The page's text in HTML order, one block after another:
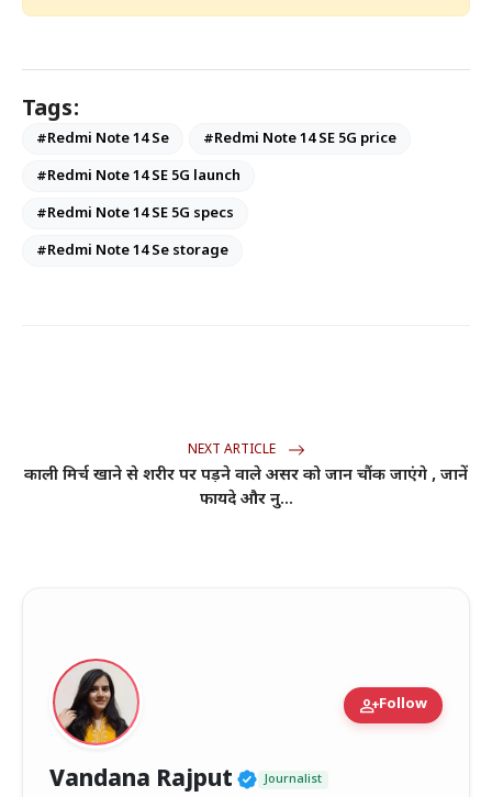
Tags:
#Redmi Note 14 Se
#Redmi Note 14 SE 5G price
#Redmi Note 14 SE 5G launch
#Redmi Note 14 SE 5G specs
#Redmi Note 14 Se storage
NEXT ARTICLE
काली मिर्च खाने से शरीर पर पड़ने वाले असर को जान चौंक जाएंगे , जानें
फायदे और नु...
person_addFollow
Vandana Rajput Verified Public
Journalist